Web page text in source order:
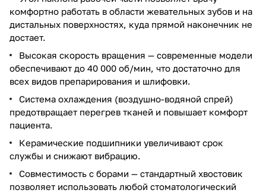
комфортно работать в области жевательных зубов и на
дистальных поверхностях, куда прямой наконечник не
достает.
Высокая скорость вращения — современные модели
обеспечивают до 40 000 об/мин, что достаточно для
всех видов препарирования и шлифовки.
Система охлаждения (воздушно-водяной спрей)
предотвращает перегрев тканей и повышает комфорт
пациента.
Керамические подшипники увеличивают срок
службы и снижают вибрацию.
Совместимость с борами — стандартный хвостовик
позволяет использовать любой стоматологический